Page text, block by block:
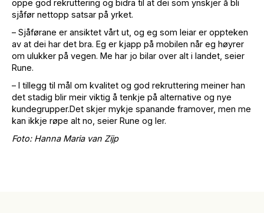
oppe god rekruttering og bidra til at dei som ynskjer å bli
sjåfør nettopp satsar på yrket.
– Sjåførane er ansiktet vårt ut, og eg som leiar er oppteken
av at dei har det bra. Eg er kjapp på mobilen når eg høyrer
om ulukker på vegen. Me har jo bilar over alt i landet, seier
Rune.
– I tillegg til mål om kvalitet og god rekruttering meiner han
det stadig blir meir viktig å tenkje på alternative og nye
kundegrupper.Det skjer mykje spanande framover, men me
kan ikkje røpe alt no, seier Rune og ler.
Foto: Hanna Maria van Zijp